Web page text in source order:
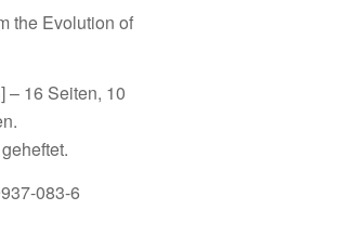
the Evolution of
– 16 Seiten, 10
083-6